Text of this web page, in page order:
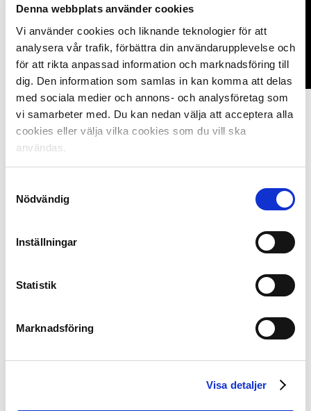
Denna webbplats använder cookies
Vi använder cookies och liknande teknologier för att
analysera vår trafik, förbättra din användarupplevelse och
för att rikta anpassad information och marknadsföring till
dig. Den information som samlas in kan komma att delas
med sociala medier och annons- och analysföretag som
vi samarbeter med. Du kan nedan välja att acceptera alla
cookies eller välja vilka cookies som du vill ska
användas.
Nödvändig
Inställningar
Statistik
Marknadsföring
Visa detaljer
När spelordningen är klar börjar processen med att
bestämma dag och avsparkstiderna. I ett första skede
bestäms matcherna som spelas innan
sommaruppehållet. Här måste vi också ta hänsyn till lag
Helst ska inte de lagen spela hemma i samma omgång
arenor. Blir det så ändå så
innan något blir bestämt. Alla utifrån sina respektive
attraktiva datum som möjligt.
– Svenska Fotbollssupporterunionen (SFSU) för att